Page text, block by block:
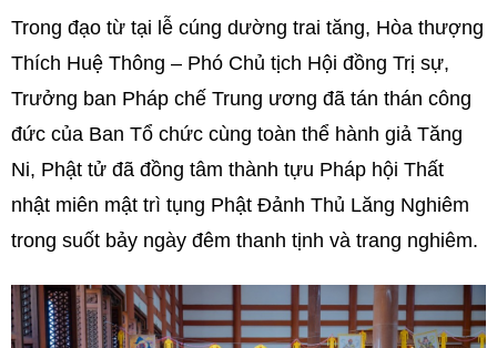
Trong đạo từ tại lễ cúng dường trai tăng, Hòa thượng
Thích Huệ Thông – Phó Chủ tịch Hội đồng Trị sự,
Trưởng ban Pháp chế Trung ương đã tán thán công
đức của Ban Tổ chức cùng toàn thể hành giả Tăng
Ni, Phật tử đã đồng tâm thành tựu Pháp hội Thất
nhật miên mật trì tụng Phật Đảnh Thủ Lăng Nghiêm
trong suốt bảy ngày đêm thanh tịnh và trang nghiêm.